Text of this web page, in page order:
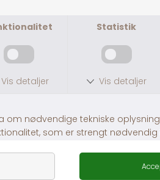
KØBTE OGSÅ